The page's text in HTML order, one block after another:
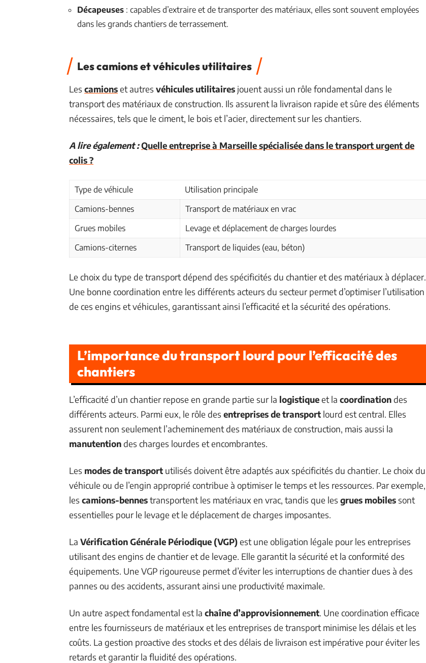
Décapeuses : capables d’extraire et de transporter des matériaux, elles sont souvent employées
dans les grands chantiers de terrassement.
Les camions et véhicules utilitaires
Les camionset autres véhicules utilitaires jouent aussi un rôle fondamental dans le
transport des matériaux de construction. Ils assurent la livraison rapide et sûre des éléments
nécessaires, tels que le ciment, le bois et l’acier, directement sur les chantiers.
A lire également :Quelle entreprise à Marseille spécialisée dans le transport urgent de
colis ?
Type de véhicule
Utilisation principale
Camions-bennes
Transport de matériaux en vrac
Grues mobiles
Levage et déplacement de charges lourdes
Camions-citernes
Transport de liquides (eau, béton)
Le choix du type de transport dépend des spécificités du chantier et des matériaux à déplacer.
Une bonne coordination entre les différents acteurs du secteur permet d’optimiser l’utilisation
de ces engins et véhicules, garantissant ainsi l’efficacité et la sécurité des opérations.
L’importance du transport lourd pour l’efficacité des
chantiers
L’efficacité d’un chantier repose en grande partie sur la logistiqueet la coordinationdes
différents acteurs. Parmi eux, le rôle des entreprises de transport lourd est central. Elles
assurent non seulement l’acheminement des matériaux de construction, mais aussi la
manutentiondes charges lourdes et encombrantes.
Les modes de transport utilisés doivent être adaptés aux spécificités du chantier. Le choix du
véhicule ou de l’engin approprié contribue à optimiser le temps et les ressources. Par exemple,
les camions-bennestransportent les matériaux en vrac, tandis que les grues mobilessont
essentielles pour le levage et le déplacement de charges imposantes.
La Vérification Générale Périodique (VGP)est une obligation légale pour les entreprises
utilisant des engins de chantier et de levage. Elle garantit la sécurité et la conformité des
équipements. Une VGP rigoureuse permet d’éviter les interruptions de chantier dues à des
pannes ou des accidents, assurant ainsi une productivité maximale.
Un autre aspect fondamental est la chaîne d’approvisionnement. Une coordination efficace
entre les fournisseurs de matériaux et les entreprises de transport minimise les délais et les
coûts. La gestion proactive des stocks et des délais de livraison est impérative pour éviter les
retards et garantir la fluidité des opérations.